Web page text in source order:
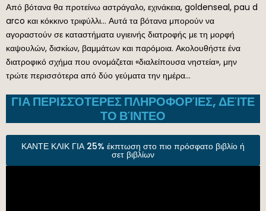
Από βότανα θα προτείνω αστράγαλο, εχινάκεια, goldenseal, pau d
arco και κόκκινο τριφύλλι… Αυτά τα βότανα μπορούν να
αγοραστούν σε καταστήματα υγιεινής διατροφής με τη μορφή
καψουλών, δισκίων, βαμμάτων και παρόμοια. Ακολουθήστε ένα
διατροφικό σχήμα που ονομάζεται «διαλείπουσα νηστεία», μην
τρώτε περισσότερα από δύο γεύματα την ημέρα…
ΓΙΑ ΠΕΡΙΣΣΌΤΕΡΕΣ ΠΛΗΡΟΦΟΡΊΕΣ, ΔΕΊΤΕ
ΤΟ ΒΊΝΤΕΟ
ΚΑΝΤΕ ΚΛΙΚ ΓΙΑ 25% έκπτωση στο πιο πρόσφατο βιβλίο ή
σετ βιβλίων